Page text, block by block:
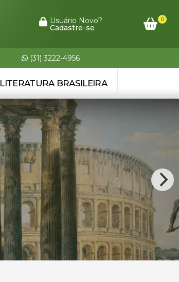
Usuário Novo?
Cadastre-se
0
(31) 3222-4956
LITERATURA BRASILEIRA